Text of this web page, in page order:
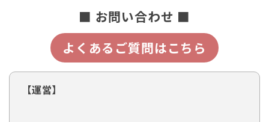
■ お問い合わせ ■
よくあるご質問はこちら
【運営】